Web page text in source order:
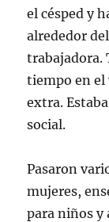
el césped y
alrededor
trabajadora.
tiempo en el
extra.
social.
Pasaron
mujeres,
para niños y